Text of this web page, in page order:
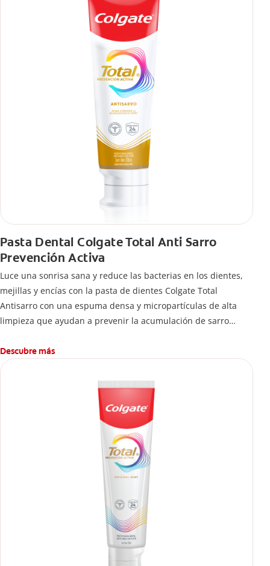
Pasta Dental Colgate Total Anti Sarro
Prevención Activa
Luce una sonrisa sana y reduce las bacterias en los dientes,
mejillas y encías con la pasta de dientes Colgate Total
Antisarro con una espuma densa y micropartículas de alta
limpieza que ayudan a prevenir la acumulación de sarro
Descubre más